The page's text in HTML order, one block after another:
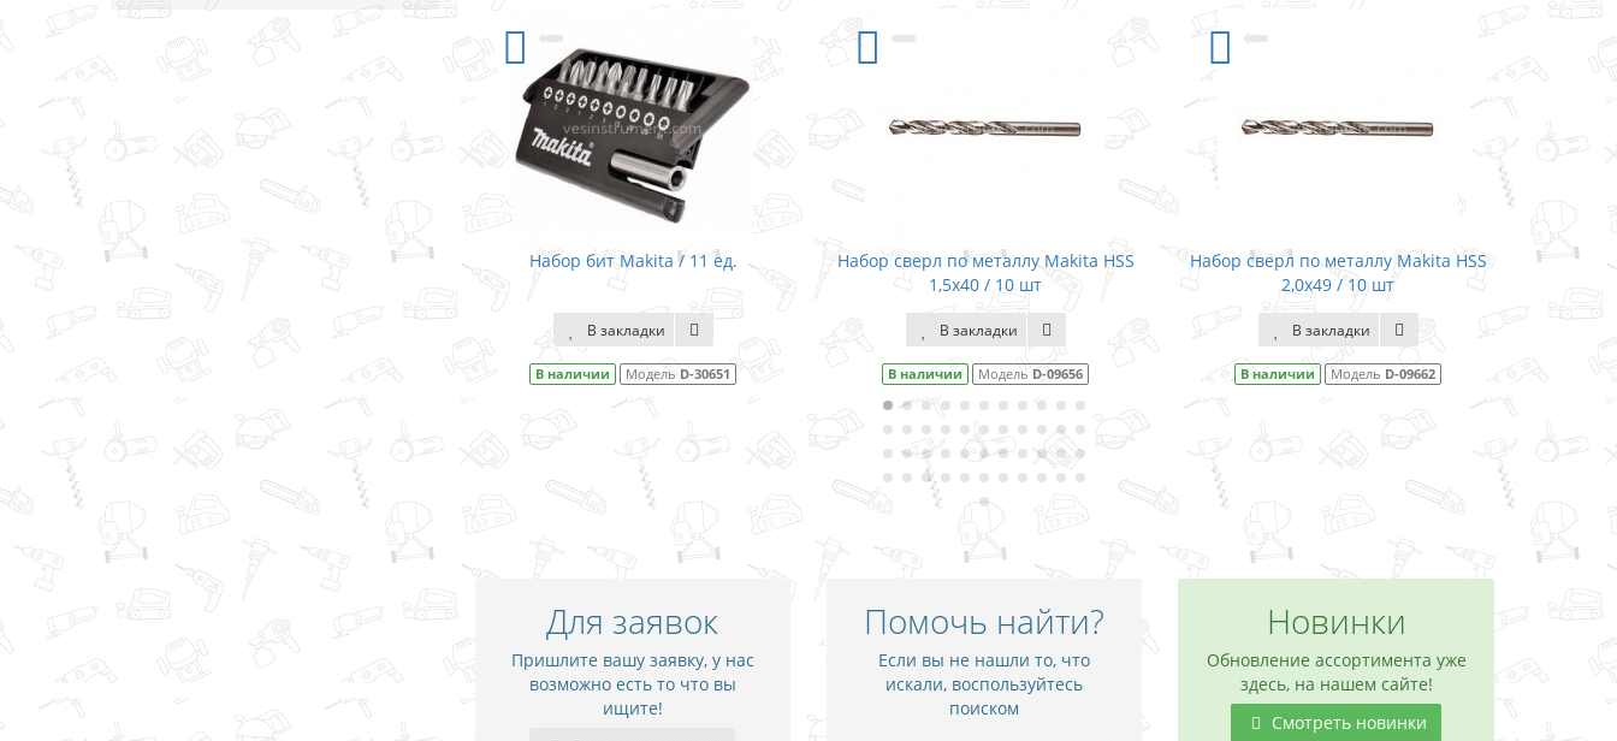
Набор бит Makita / 12 ед.
В закладки
В наличии D-31083
Набор бит Makita / 11 ед.
В закладки
В наличии МодельD-30651
Набор сверл по металлу Makita HSS
1,5x40 / 10 шт
В закладки
В наличии МодельD-09656
Набор сверл по металлу Makita HSS
2,0x49 / 10 шт
В закладки
В наличии МодельD-09662
Набор
В
Для заявок
Пришлите вашу заявку, у нас
возможно есть то что вы
ищите!
Помочь найти?
Если вы не нашли то, что
искали, воспользуйтесь
поиском
Новинки
Обновление ассортимента уже
здесь, на нашем сайте!
Смотреть новинки